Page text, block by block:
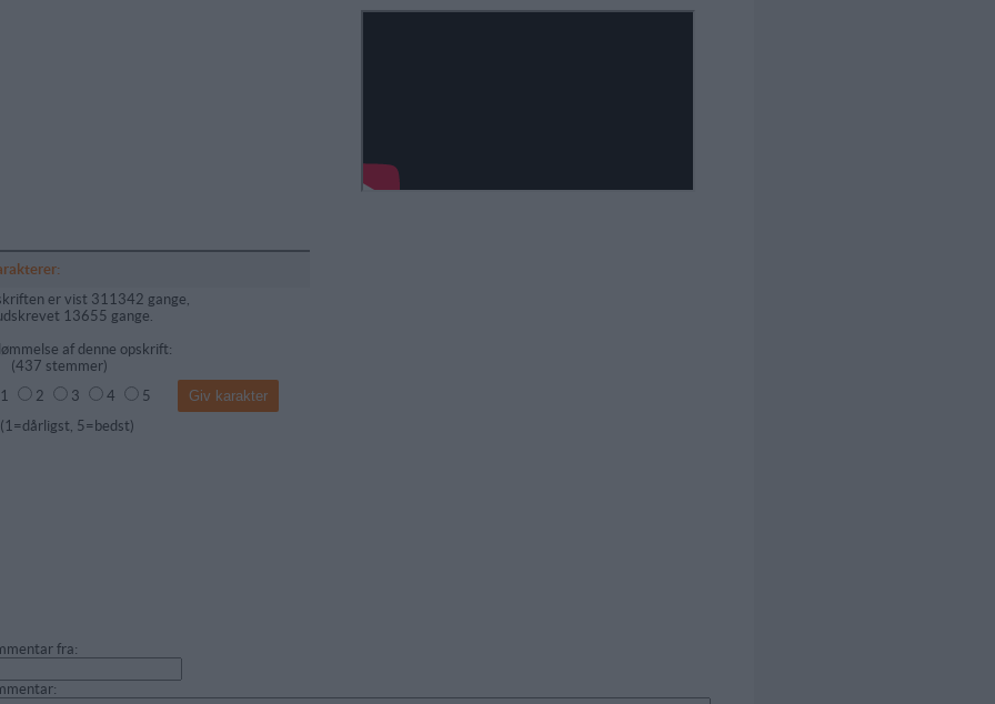
er vist 311342 gange,
13655 gange.
af denne opskrift:
437 stemmer)
1
2 3 4
5
5=bedst)
fra: